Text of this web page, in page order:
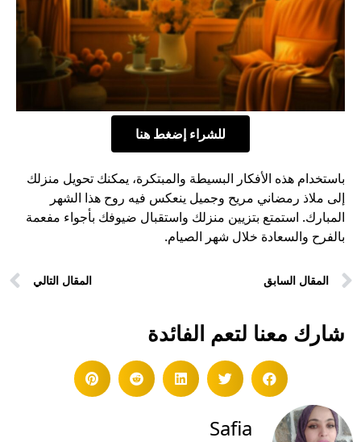
للشراء إضغط هنا
باستخدام هذه الأفكار البسيطة والمبتكرة، يمكنك تحويل منزلك
إلى ملاذ رمضاني مريح وجميل ينعكس فيه روح هذا الشهر
المبارك. استمتع بتزيين منزلك واستقبال ضيوفك بأجواء مفعمة
بالفرح والسعادة خلال شهر الصيام.
المقال السابق المقال التالي
شارك معنا لتعم الفائدة
Safia